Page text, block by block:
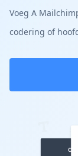
Voeg A
codering of